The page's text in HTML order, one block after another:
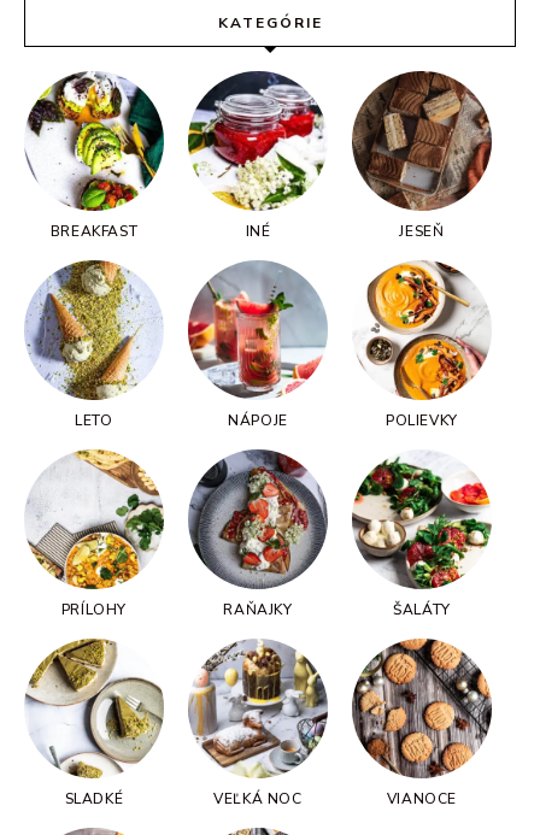
KATEGÓRIE
BREAKFAST INÉ JESEŇ
LETO NÁPOJE POLIEVKY
PRÍLOHY RAŇAJKY ŠALÁTY
SLADKÉ VEĽKÁ NOC VIANOCE